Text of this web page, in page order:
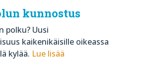
kunnostus
polku? Uusi
kaikenikäisille oikeassa
kylää. Lue lisää